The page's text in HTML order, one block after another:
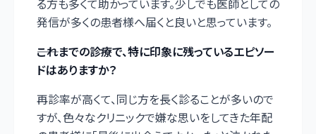
発信が多くの患者様へ届くと良いと思っています。
――これまでの診療で、特に印象に残っているエピソー
ドはありますか？
再診率が高くて、同じ方を長く診ることが多いので
すが、色々なクリニックで嫌な思いをしてきた年配